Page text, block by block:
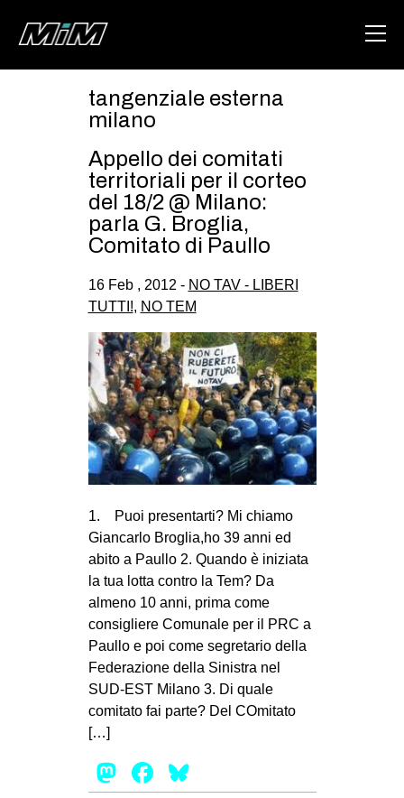
ABOUT
AREA
DEGENERAZIONE
GAZA FREESTYLE
CSOA LAMBRETTA
MSM
STUDENTI TSUNAMI
ZAM
MILANO
MOBILITAZIONI
SPAZI
SPORT POPOLARE
MOVIMENTI
AMBIENTE
ANTIFASCISMO
DIRITTO ALL’ABITARE
GENERI
MIGRAZIONI
STUDENTI
tangenziale esterna
milano
Appello dei comitati
territoriali per il corteo
del 18/2 @ Milano:
parla G. Broglia,
Comitato di Paullo
16 Feb , 2012 - NO TAV - LIBERI
TUTTI!, NO TEM
1. Puoi presentarti? Mi chiamo
Giancarlo Broglia,ho 39 anni ed
abito a Paullo 2. Quando è iniziata
la tua lotta contro la Tem? Da
almeno 10 anni, prima come
consigliere Comunale per il PRC a
Paullo e poi come segretario della
Federazione della Sinistra nel
SUD-EST Milano 3. Di quale
comitato fai parte? Del COmitato
[…]
Mastodon
Facebook